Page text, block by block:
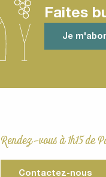
Faites
Je
Rendez-vous à 1h15 de
Contactez-nous